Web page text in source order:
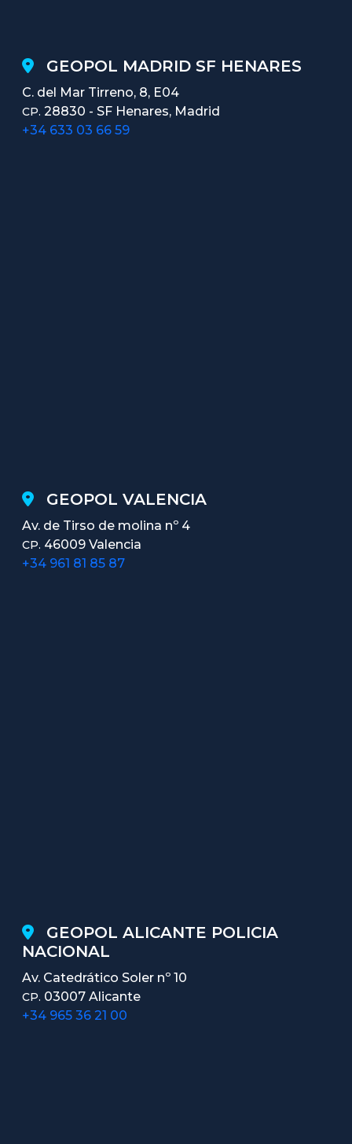
GEOPOL MADRID SF HENARES
C. del Mar Tirreno, 8, E04
CP. 28830 - SF Henares, Madrid
+34 633 03 66 59
GEOPOL VALENCIA
Av. de Tirso de molina nº 4
CP. 46009 Valencia
+34 961 81 85 87
GEOPOL ALICANTE POLICIA
NACIONAL
Av. Catedrático Soler nº 10
CP. 03007 Alicante
+34 965 36 21 00